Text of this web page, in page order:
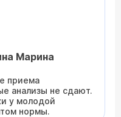
Марина
приема
анализы не сдают.
у молодой
нормы.